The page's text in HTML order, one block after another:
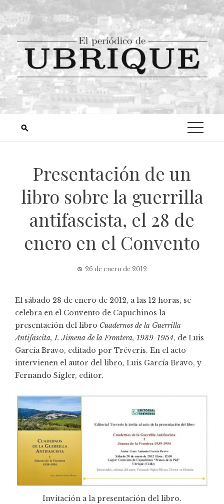
Presentación de un
libro sobre la guerrilla
antifascista, el 28 de
enero en el Convento
26 de enero de 2012
El sábado 28 de enero de 2012, a las 12 horas, se
celebra en el Convento de Capuchinos la
presentación del libro Cuadernos de la Guerrilla
Antifascita, I. Jimena de la Frontera, 1939-1954, de Luis
García Bravo, editado por Tréveris. En el acto
intervienen el autor del libro, Luis García Bravo, y
Fernando Sígler, editor.
Invitación a la presentación del libro.